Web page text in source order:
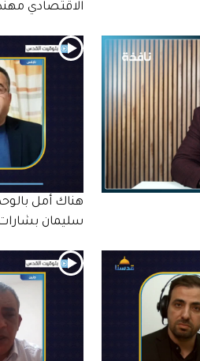
الاقتصادي مهند
هناك أمل
سليمان